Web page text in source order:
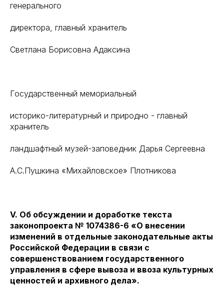
генерального
директора, главный хранитель
Светлана Борисовна Адаксина
Государственный мемориальный
историко-литературный и природно - главный
хранитель
ландшафтный музей-заповедник Дарья Сергеевна
А.С.Пушкина «Михайловское» Плотникова
V. Об обсуждении и доработке текста
законопроекта № 1074386-6 «О внесении
изменений в отдельные законодательные акты
Российской Федерации в связи с
совершенствованием государственного
управления в сфере вывоза и ввоза культурных
ценностей и архивного дела».